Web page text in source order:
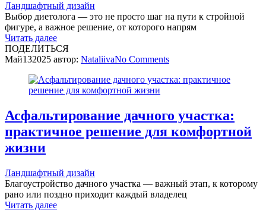
Ландшафтный дизайн
Выбор диетолога — это не просто шаг на пути к стройной
фигуре, а важное решение, от которого напрям
Читать далее
ПОДЕЛИТЬСЯ
Май132025 автор: NataliivaNo Comments
Асфальтирование дачного участка:
практичное решение для комфортной
жизни
Ландшафтный дизайн
Благоустройство дачного участка — важный этап, к которому
рано или поздно приходит каждый владелец
Читать далее